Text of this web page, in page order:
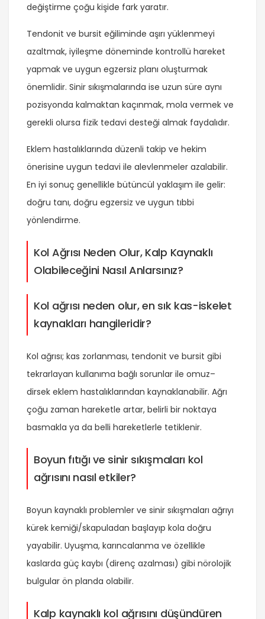
değiştirme çoğu kişide fark yaratır.
Tendonit ve bursit eğiliminde aşırı yüklenmeyi
azaltmak, iyileşme döneminde kontrollü hareket
yapmak ve uygun egzersiz planı oluşturmak
önemlidir. Sinir sıkışmalarında ise uzun süre aynı
pozisyonda kalmaktan kaçınmak, mola vermek ve
gerekli olursa fizik tedavi desteği almak faydalıdır.
Eklem hastalıklarında düzenli takip ve hekim
önerisine uygun tedavi ile alevlenmeler azalabilir.
En iyi sonuç genellikle bütüncül yaklaşım ile gelir:
doğru tanı, doğru egzersiz ve uygun tıbbi
yönlendirme.
Kol Ağrısı Neden Olur, Kalp Kaynaklı
Olabileceğini Nasıl Anlarsınız?
Kol ağrısı neden olur, en sık kas-iskelet
kaynakları hangileridir?
Kol ağrısı; kas zorlanması, tendonit ve bursit gibi
tekrarlayan kullanıma bağlı sorunlar ile omuz–
dirsek eklem hastalıklarından kaynaklanabilir. Ağrı
çoğu zaman hareketle artar, belirli bir noktaya
basmakla ya da belli hareketlerle tetiklenir.
Boyun fıtığı ve sinir sıkışmaları kol
ağrısını nasıl etkiler?
Boyun kaynaklı problemler ve sinir sıkışmaları ağrıyı
kürek kemiği/skapuladan başlayıp kola doğru
yayabilir. Uyuşma, karıncalanma ve özellikle
kaslarda güç kaybı (direnç azalması) gibi nörolojik
bulgular ön planda olabilir.
Kalp kaynaklı kol ağrısını düşündüren